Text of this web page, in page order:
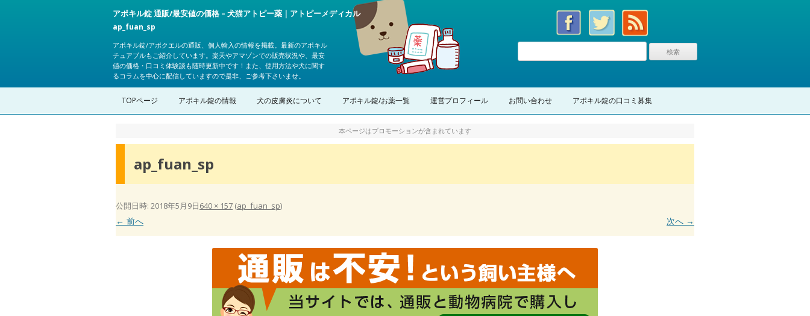
アポキル錠 通販/最安値の価格 – 犬猫アトピー薬｜アトピーメディカル
ap_fuan_sp
アポキル錠/アポクエルの通販、個人輸入の情報を掲載。最新のアポキル
チュアブルもご紹介しています。楽天やアマゾンでの販売状況や、最安
値の価格・口コミ体験談も随時更新中です！また、使用方法や犬に関す
るコラムを中心に配信していますので是非、ご参考下さいませ。
コンテンツへスキップ
TOPページ アポキル錠の情報 犬の皮膚炎について アポキル錠/お薬一覧 運営プロフィール お問い合わせ アポキル錠の口コミ募集
本ページはプロモーションが含まれています
ap_fuan_sp
公開日時: 2018年5月9日640 × 157 (ap_fuan_sp)
← 前へ 次へ →